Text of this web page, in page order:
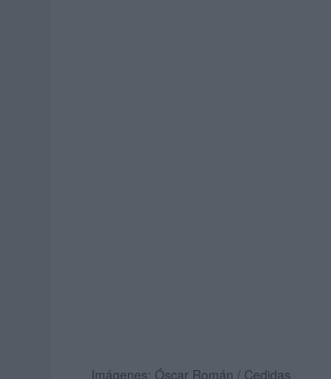
Imágenes: Óscar Román / Cedidas